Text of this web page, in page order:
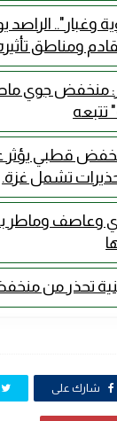
وغبار"..
ومناطق
منخفض جوي
تتبعه
منخفض قطبي
تشمل غزة.
وماطر
تحذر من
شارك على